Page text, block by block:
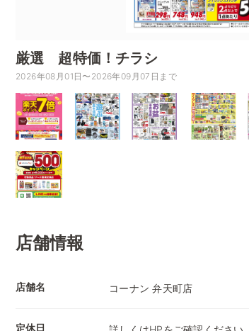
厳選 超特価！チラシ
2026年08月01日〜2026年09月07日まで
店舗情報
店舗名 コーナン 弁天町店
定休日